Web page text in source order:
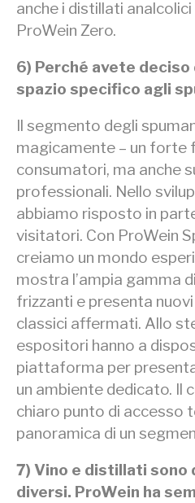
anche i distillati
ProWein Zero.
6) Perché avete deciso
spazio specifico agli
Il segmento degli
magicamente – un forte
consumatori, ma anche
professionali. Nello
abbiamo risposto in
visitatori. Con ProWein
creiamo un mondo
mostra l’ampia gamma
frizzanti e presenta
classici affermati. Allo
espositori hanno a
piattaforma per
un ambiente dedicato. Il
chiaro punto di accesso
panoramica di un
7) Vino e distillati sono
diversi. ProWein ha